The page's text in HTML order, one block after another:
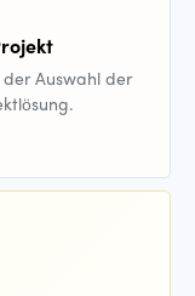
Auswahl der